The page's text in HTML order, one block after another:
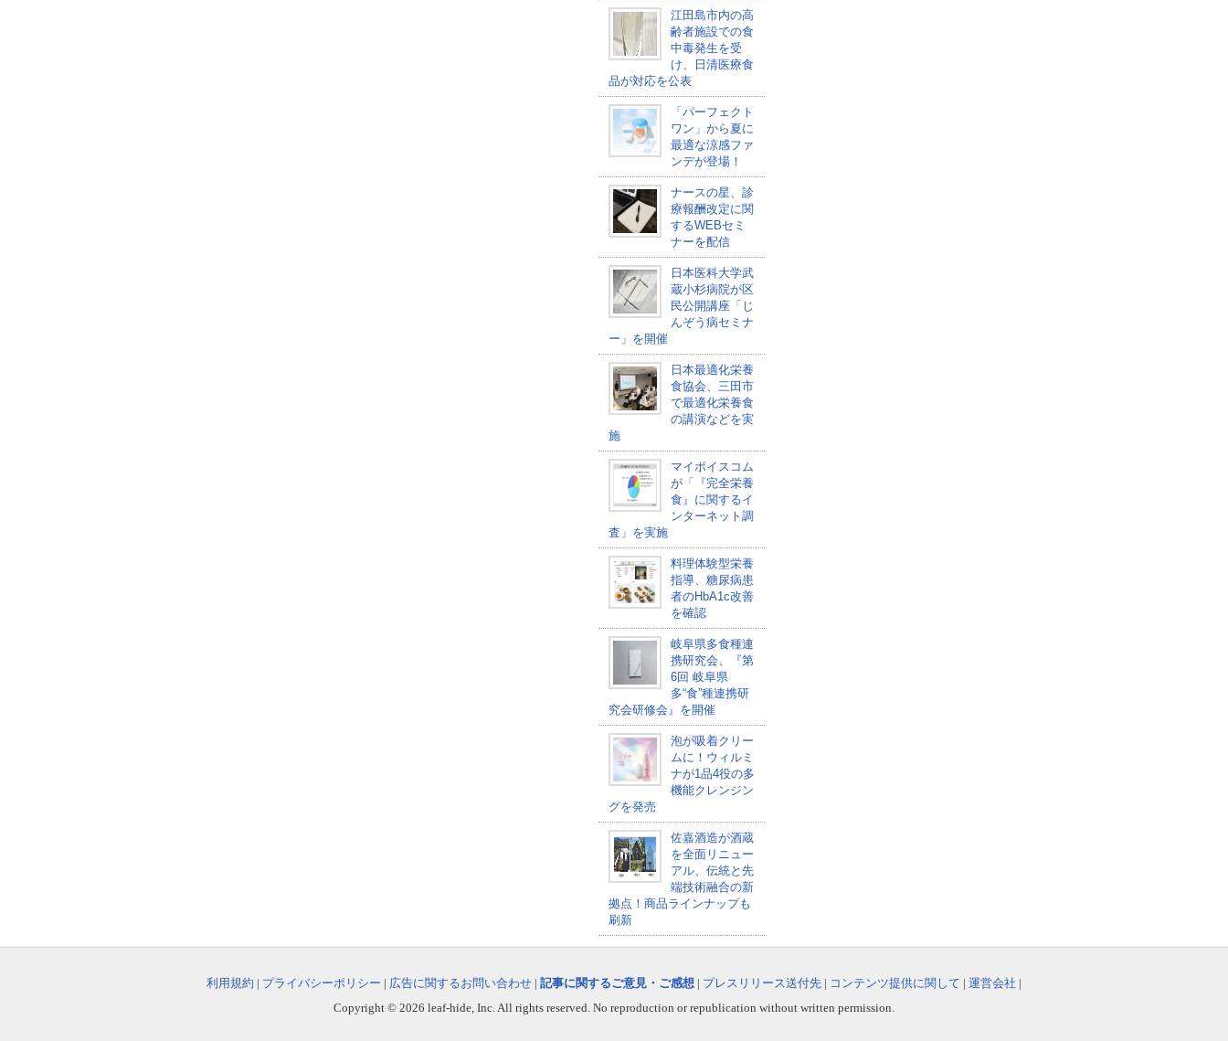
江田島市内の高
齢者施設での食
中毒発生を受
け、日清医療食
品が対応を公表
「パーフェクト
ワン」から夏に
最適な涼感ファ
ンデが登場！
ナースの星、診
療報酬改定に関
するWEBセミ
ナーを配信
日本医科大学武
蔵小杉病院が区
民公開講座「じ
んぞう病セミナ
ー」を開催
日本最適化栄養
食協会、三田市
で最適化栄養食
の講演などを実
施
マイボイスコム
が「『完全栄養
食』に関するイ
ンターネット調
査」を実施
料理体験型栄養
指導、糖尿病患
者のHbA1c改善
を確認
岐阜県多食種連
携研究会、『第
6回 岐阜県
多“食”種連携研
究会研修会』を開催
泡が吸着クリー
ムに！ウィルミ
ナが1品4役の多
機能クレンジン
グを発売
佐嘉酒造が酒蔵
を全面リニュー
アル、伝統と先
端技術融合の新
拠点！商品ラインナップも
刷新
利用規約 | プライバシーポリシー | 広告に関するお問い合わせ | 記事に関するご意見・ご感想 | プレスリリース送付先 | コンテンツ提供に関して | 運営会社 |
Copyright © 2026 leaf-hide, Inc. All rights reserved. No reproduction or republication without written permission.